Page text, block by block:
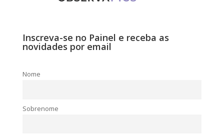
Inscreva-se no Painel e receba as
novidades por email
Nome
Sobrenome